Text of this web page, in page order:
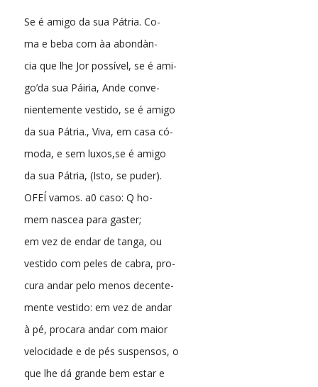
Se é amigo da sua Pátria. Co-
ma e beba com àa abondàn-
cia que lhe Jor possível, se é ami-
go’da sua Páiria, Ande conve-
nientemente vestido, se é amigo
da sua Pátria., Viva, em casa có-
moda, e sem luxos,se é amigo
da sua Pátria, (Isto, se puder).
OFEÍ vamos. a0 caso: Q ho-
mem nascea para gaster;
em vez de endar de tanga, ou
vestido com peles de cabra, pro-
cura andar pelo menos decente-
mente vestido: em vez de andar
à pé, procara andar com maior
velocidade e de pés suspensos, o
que lhe dá grande bem estar e